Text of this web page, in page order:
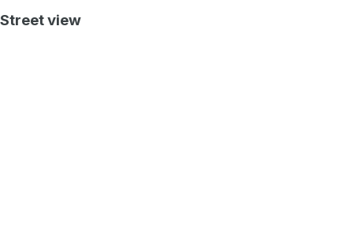
Street view